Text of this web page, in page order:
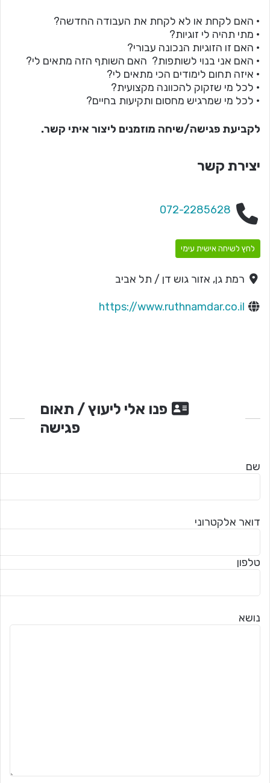
• האם לקחת או לא לקחת את העבודה החדשה?
• מתי תהיה לי זוגיות?
• האם זו הזוגיות הנכונה עבורי?
• האם אני בנוי לשותפות? האם השותף הזה מתאים לי?
• איזה תחום לימודים הכי מתאים לי?
• לכל מי שזקוק להכוונה מקצועית?
• לכל מי שמרגיש מחסום ותקיעות בחיים?
לקביעת פגישה/שיחה מוזמנים ליצור איתי קשר.
יצירת קשר
072-2285628
לחץ לשיחה אישית עימי
רמת גן, אזור גוש דן / תל אביב
https://www.ruthnamdar.co.il
פנו אלי ליעוץ / תאום
פגישה
שם
דואר אלקטרוני
טלפון
נושא